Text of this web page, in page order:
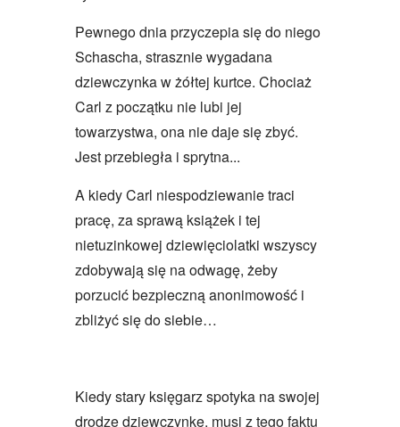
Pewnego dnia przyczepia się do niego
Schascha, strasznie wygadana
dziewczynka w żółtej kurtce. Chociaż
Carl z początku nie lubi jej
towarzystwa, ona nie daje się zbyć.
Jest przebiegła i sprytna...
A kiedy Carl niespodziewanie traci
pracę, za sprawą książek i tej
nietuzinkowej dziewięciolatki wszyscy
zdobywają się na odwagę, żeby
porzucić bezpieczną anonimowość i
zbliżyć się do siebie…
Kiedy stary księgarz spotyka na swojej
drodze dziewczynkę, musi z tego faktu